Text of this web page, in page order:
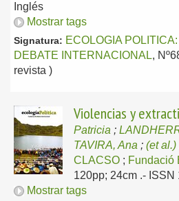
Inglés
Mostrar tags
Signatura: ECOLOGIA
DEBATE INTERNACIONAL,
revista )
Violencias y
Patricia ;
TAVIRA, Ana ; (et al.)
CLACSO ; Fundació
120pp; 24cm .- ISSN
Mostrar tags